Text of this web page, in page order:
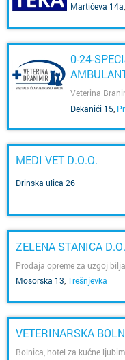
Martićeva 14a
0-24-
Veterina
dobrobit i
koja svoje
Dekanići 15
MEDI VET D.O.O.
Drinska ulica 26
ZELENA STANICA
Prodaja opreme za uzgoj
Mosorska 13 Trešnjevka
VETERINARSKA
Bolnica, hotel za kućne